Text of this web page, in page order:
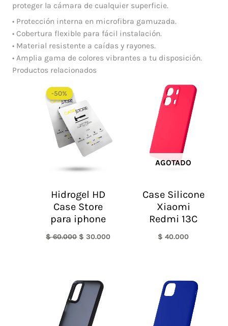
proteger la cámara de cualquier superficie.
• Protección interna en microfibra gamuzada.
• Cobertura flexible para fácil instalación.
• Material resistente a caídas y rayones.
• Amplia gama de colores vibrantes a tu disposición.
Productos relacionados
-50%
-50%
Hidrogel HD
Case Store
para iphone
$60.000
era:
$ 60.000.
$ 30.000
AGOTADO
Case Silicone
Xiaomi
Redmi 13C
$ 40.000